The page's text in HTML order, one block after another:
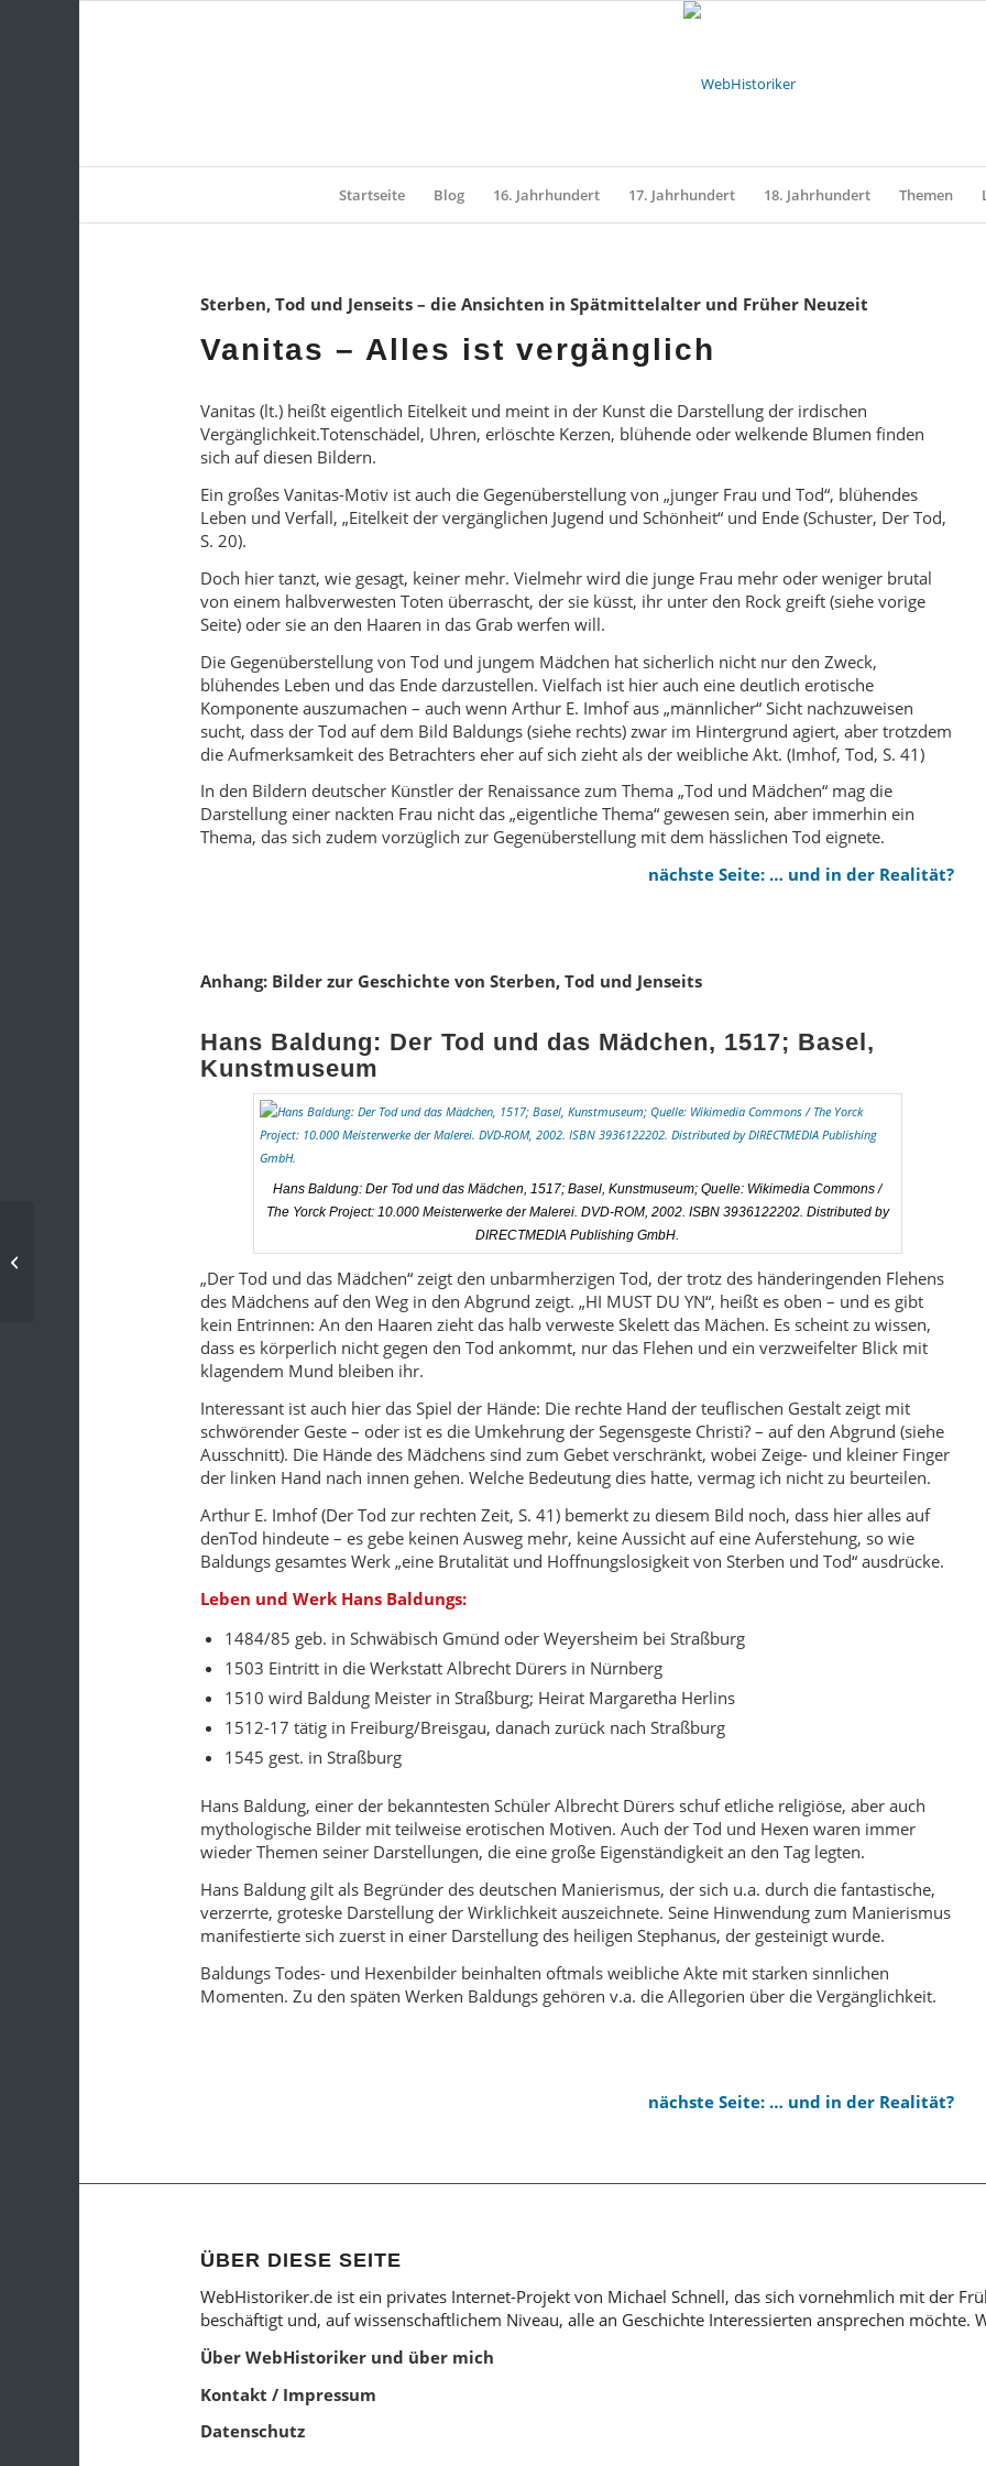
Startseite Blog 16. Jahrhundert 17. Jahrhundert 18. Jahrhundert Themen
Sterben, Tod und Jenseits – die Ansichten in Spätmittelalter und Früher Neuzeit
Vanitas – Alles ist vergänglich
Vanitas (lt.) heißt eigentlich Eitelkeit und meint in der Kunst die Darstellung der irdischen
Vergänglichkeit.Totenschädel, Uhren, erlöschte Kerzen, blühende oder welkende Blumen finden
sich auf diesen Bildern.
Ein großes Vanitas-Motiv ist auch die Gegenüberstellung von „junger Frau und Tod“, blühendes
Leben und Verfall, „Eitelkeit der vergänglichen Jugend und Schönheit“ und Ende (Schuster, Der Tod,
S. 20).
Doch hier tanzt, wie gesagt, keiner mehr. Vielmehr wird die junge Frau mehr oder weniger brutal
von einem halbverwesten Toten überrascht, der sie küsst, ihr unter den Rock greift (siehe vorige
Seite) oder sie an den Haaren in das Grab werfen will.
Die Gegenüberstellung von Tod und jungem Mädchen hat sicherlich nicht nur den Zweck,
blühendes Leben und das Ende darzustellen. Vielfach ist hier auch eine deutlich erotische
Komponente auszumachen – auch wenn Arthur E. Imhof aus „männlicher“ Sicht nachzuweisen
sucht, dass der Tod auf dem Bild Baldungs (siehe rechts) zwar im Hintergrund agiert, aber trotzdem
die Aufmerksamkeit des Betrachters eher auf sich zieht als der weibliche Akt. (Imhof, Tod, S. 41)
In den Bildern deutscher Künstler der Renaissance zum Thema „Tod und Mädchen“ mag die
Darstellung einer nackten Frau nicht das „eigentliche Thema“ gewesen sein, aber immerhin ein
Thema, das sich zudem vorzüglich zur Gegenüberstellung mit dem hässlichen Tod eignete.
nächste Seite: … und in der Realität?
Anhang: Bilder zur Geschichte von Sterben, Tod und Jenseits
Hans Baldung: Der Tod und das Mädchen, 1517; Basel,
Kunstmuseum
Hans Baldung: Der Tod und das Mädchen, 1517; Basel, Kunstmuseum; Quelle: Wikimedia Commons /
The Yorck Project: 10.000 Meisterwerke der Malerei. DVD-ROM, 2002. ISBN 3936122202. Distributed by
DIRECTMEDIA Publishing GmbH.
„Der Tod und das Mädchen“ zeigt den unbarmherzigen Tod, der trotz des händeringenden Flehens
des Mädchens auf den Weg in den Abgrund zeigt. „HI MUST DU YN“, heißt es oben – und es gibt
kein Entrinnen: An den Haaren zieht das halb verweste Skelett das Mächen. Es scheint zu wissen,
dass es körperlich nicht gegen den Tod ankommt, nur das Flehen und ein verzweifelter Blick mit
klagendem Mund bleiben ihr.
Interessant ist auch hier das Spiel der Hände: Die rechte Hand der teuflischen Gestalt zeigt mit
schwörender Geste – oder ist es die Umkehrung der Segensgeste Christi? – auf den Abgrund (siehe
Ausschnitt). Die Hände des Mädchens sind zum Gebet verschränkt, wobei Zeige- und kleiner Finger
der linken Hand nach innen gehen. Welche Bedeutung dies hatte, vermag ich nicht zu beurteilen.
Arthur E. Imhof (Der Tod zur rechten Zeit, S. 41) bemerkt zu diesem Bild noch, dass hier alles auf
denTod hindeute – es gebe keinen Ausweg mehr, keine Aussicht auf eine Auferstehung, so wie
Baldungs gesamtes Werk „eine Brutalität und Hoffnungslosigkeit von Sterben und Tod“ ausdrücke.
Leben und Werk Hans Baldungs:
1484/85 geb. in Schwäbisch Gmünd oder Weyersheim bei Straßburg
1503 Eintritt in die Werkstatt Albrecht Dürers in Nürnberg
1510 wird Baldung Meister in Straßburg; Heirat Margaretha Herlins
1512-17 tätig in Freiburg/Breisgau, danach zurück nach Straßburg
1545 gest. in Straßburg
Hans Baldung, einer der bekanntesten Schüler Albrecht Dürers schuf etliche religiöse, aber auch
mythologische Bilder mit teilweise erotischen Motiven. Auch der Tod und Hexen waren immer
wieder Themen seiner Darstellungen, die eine große Eigenständigkeit an den Tag legten.
Hans Baldung gilt als Begründer des deutschen Manierismus, der sich u.a. durch die fantastische,
verzerrte, groteske Darstellung der Wirklichkeit auszeichnete. Seine Hinwendung zum Manierismus
manifestierte sich zuerst in einer Darstellung des heiligen Stephanus, der gesteinigt wurde.
Baldungs Todes- und Hexenbilder beinhalten oftmals weibliche Akte mit starken sinnlichen
Momenten. Zu den späten Werken Baldungs gehören v.a. die Allegorien über die Vergänglichkeit.
nächste Seite: … und in der Realität?
ÜBER DIESE SEITE
WebHistoriker.de ist ein privates Internet-Projekt von Michael Schnell, das sich vornehmlich mit der
beschäftigt und, auf wissenschaftlichem Niveau, alle an Geschichte Interessierten ansprechen möchte.
Über WebHistoriker und über mich
Kontakt / Impressum
Datenschutz
Spätmittelalter und Frühe Neuzeit:
Sterben, Tod und Jenseits – Totentä...